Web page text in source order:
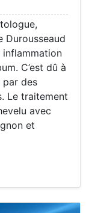
Durousseaud
inflammation
C’est dû à
par des
Le traitement
avec
et